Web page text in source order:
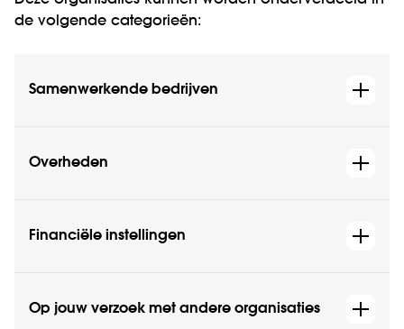
de volgende categorieën:
Samenwerkende bedrijven
Overheden
Financiële instellingen
Op jouw verzoek met andere organisaties